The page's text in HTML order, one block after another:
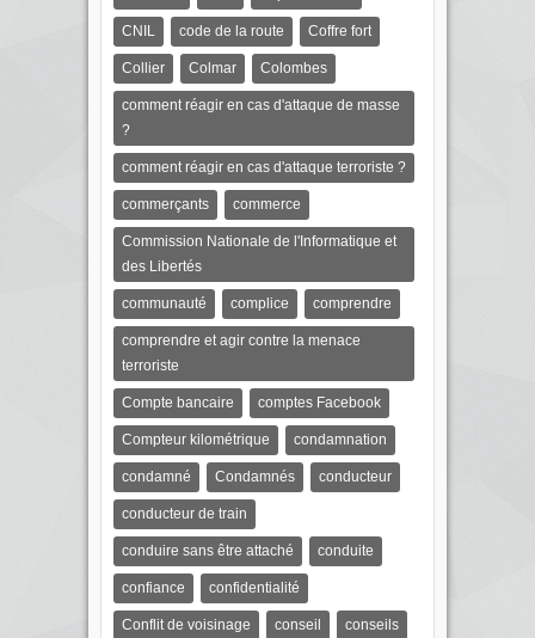
CNIL code de la route Coffre fort
Collier Colmar Colombes
comment réagir en cas d'attaque de masse
?
comment réagir en cas d'attaque terroriste ?
commerçants commerce
Commission Nationale de l'Informatique et
des Libertés
communauté complice comprendre
comprendre et agir contre la menace
terroriste
Compte bancaire comptes Facebook
Compteur kilométrique condamnation
condamné Condamnés conducteur
conducteur de train
conduire sans être attaché conduite
confiance confidentialité
Conflit de voisinage conseil conseils